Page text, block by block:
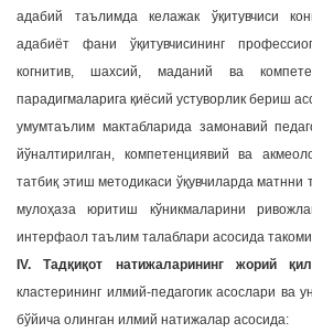
адабий таълимда келажак ўқитувчиси
адабиёт фани ўқитувчисининг
когнитив, шахсий, маданий ва
парадигмаларига қиёсий устуворлик бериш
умумтаълим мактабларида замонавий
йўналтирилган, компетенциявий ва
татбиқ этиш методикаси ўқувчиларда
мулоҳаза юритиш кўникмаларини
интерфаол таълим талаблари асосида
IV. Тадқиқот натижаларининг жорий
кластерининг илмий-педагогик асослари ва
бўйича олинган илмий натижалар асосида: